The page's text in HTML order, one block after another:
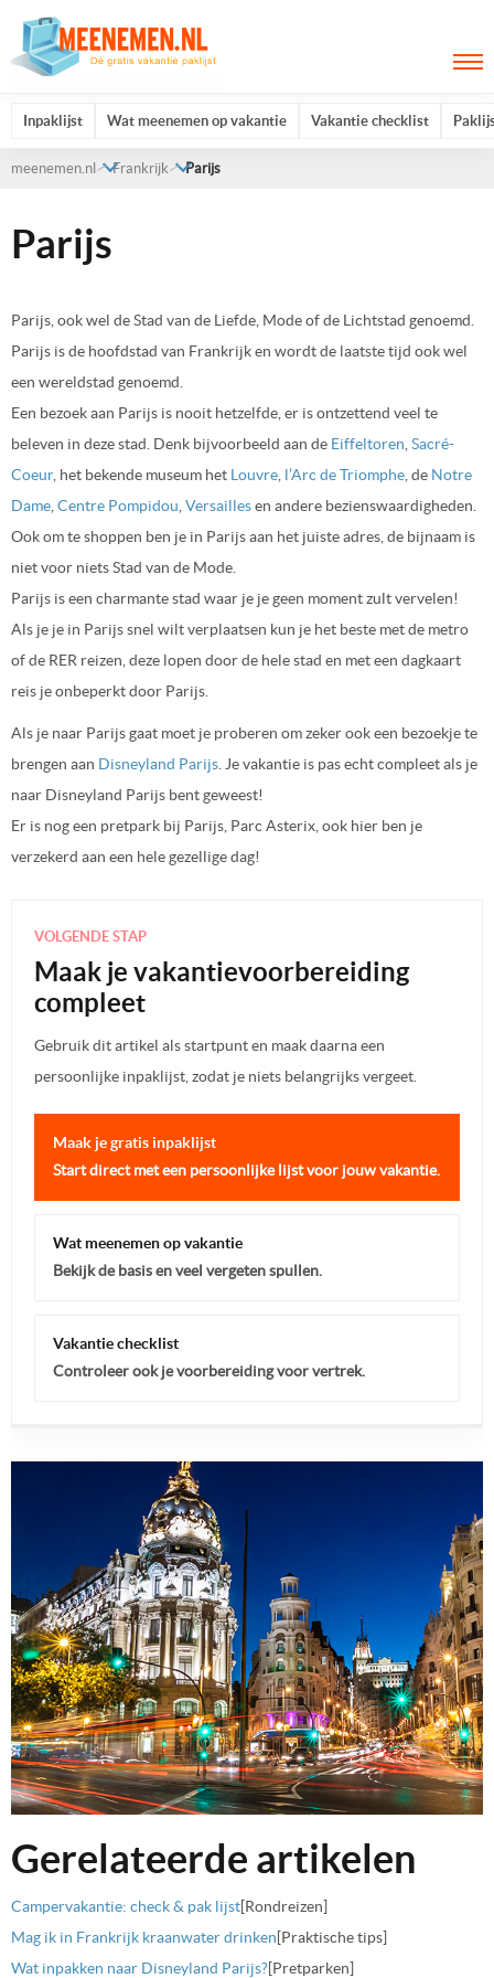
Inpaklijst Wat meenemen op vakantie Vakantie checklist
meenemen.nl Frankrijk Parijs
Parijs
Parijs, ook wel de Stad van de Liefde, Mode of de Lichtstad genoemd.
Parijs is de hoofdstad van Frankrijk en wordt de laatste tijd ook wel
een wereldstad genoemd.
Een bezoek aan Parijs is nooit hetzelfde, er is ontzettend veel te
beleven in deze stad. Denk bijvoorbeeld aan de Eiffeltoren Sacré-
Coeur, het bekende museum het Louvre l’Arc de Triomphe , de Notre
Dame Centre Pompidou Versaillesen andere bezienswaardigheden.
Ook om te shoppen ben je in Parijs aan het juiste adres, de bijnaam is
niet voor niets Stad van de Mode.
Parijs is een charmante stad waar je je geen moment zult vervelen!
Als je je in Parijs snel wilt verplaatsen kun je het beste met de metro
of de RER reizen, deze lopen door de hele stad en met een dagkaart
reis je onbeperkt door Parijs.
Als je naar Parijs gaat moet je proberen om zeker ook een bezoekje te
brengen aan Disneyland Parijs . Je vakantie is pas echt compleet als je
naar Disneyland Parijs bent geweest!
Er is nog een pretpark bij Parijs, Parc Asterix, ook hier ben je
verzekerd aan een hele gezellige dag!
VOLGENDE STAP
Maak je vakantievoorbereiding
compleet
Gebruik dit artikel als startpunt en maak daarna een
persoonlijke inpaklijst, zodat je niets belangrijks vergeet.
Maak je gratis inpaklijst
Start direct met een persoonlijke lijst voor jouw vakantie.
Wat meenemen op vakantie
Bekijk de basis en veel vergeten spullen.
Vakantie checklist
Controleer ook je voorbereiding voor vertrek.
Gerelateerde artikelen
Campervakantie: check & pak lijst[Rondreizen]
Mag ik in Frankrijk kraanwater drinken[Praktische tips]
Wat inpakken naar Disneyland Parijs?[Pretparken]